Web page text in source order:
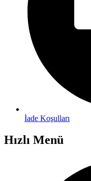
İade Koşulları
Hızlı Menü